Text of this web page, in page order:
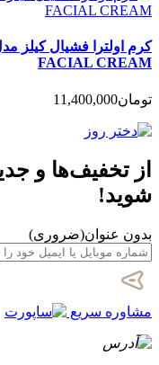
FACIAL CREAM
تومان11,400,000
از تخفیف‌ها و
شوید!
بدون عنوان(ضروری)
مشاوره سریع